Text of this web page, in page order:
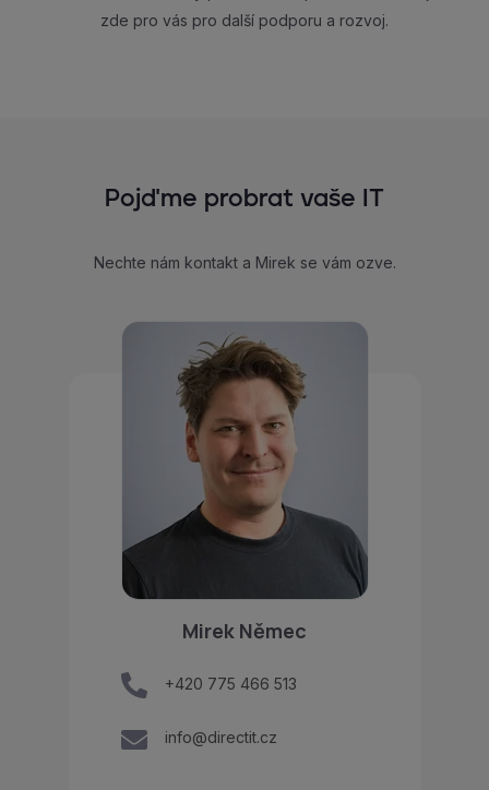
zde pro vás pro další podporu a rozvoj.
Pojďme probrat vaše IT
Nechte nám kontakt a Mirek se vám ozve.
Mirek Němec
+420 775 466 513
info@directit.cz